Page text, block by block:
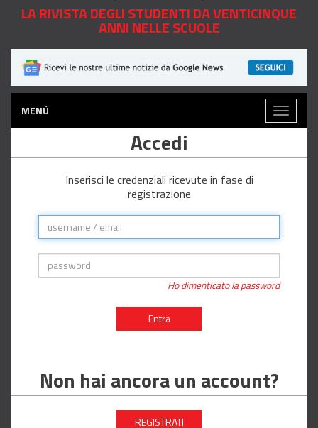
LA RIVISTA DEGLI STUDENTI DA VENTICINQUE
ANNI NELLE SCUOLE
MENÙ
Toggle
Accedi
Inserisci le credenziali ricevute in fase di
registrazione
Ho dimenticato la password
Entra
Non hai ancora un account?
REGISTRATI